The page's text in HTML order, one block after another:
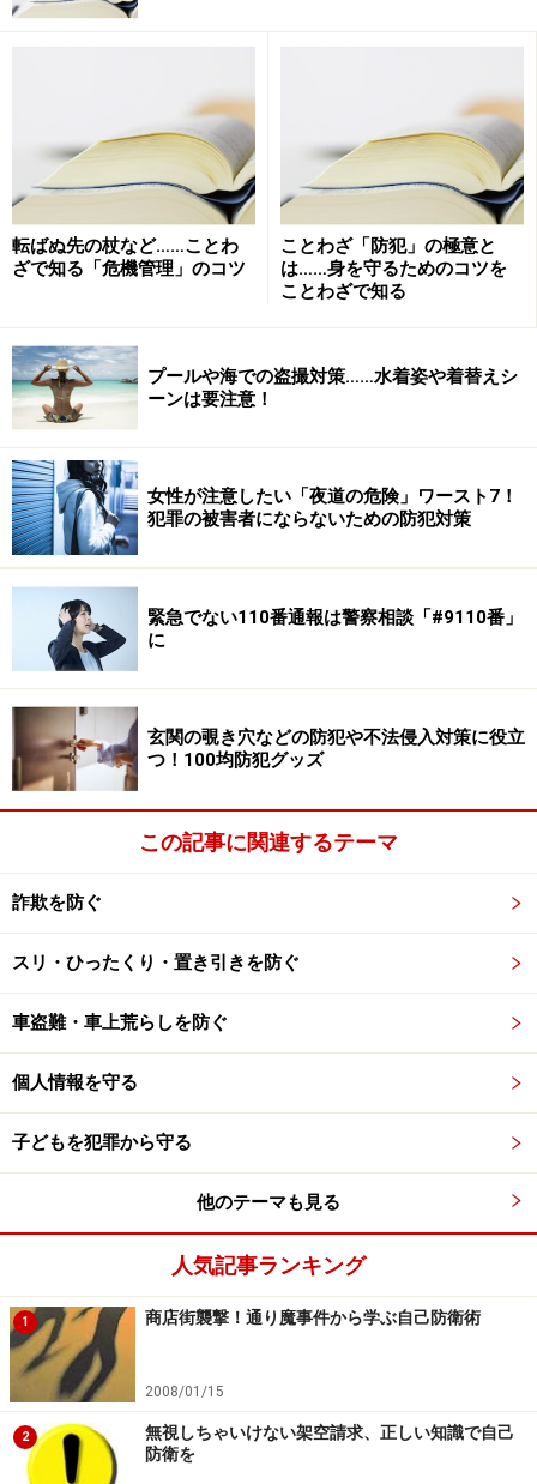
［被告］（反訴原告）20代男性、会社員
3．本訴における原告の請求の概要
1）原告の請求金額（合計143,000円と遅延損害金）
内訳
1．未払い登録料 3万円
2．規約違反罰則金 5万円
2）請求の根拠
1．03年5月、被告は携帯端末で、原告の運営する出会
い系有料サイトに登録したが、登録料の支払い期限（登
録日を含む5日目を言っている）を経過しても支払わな
い。
2．携帯電話番号などを無断変更の規約違反。
3．原告からの連絡が出来なくなったので、調査会社
に依頼して費用を要した。
4．被告の対応
1）本訴に対しては、契約内容の詳細について原告に
釈明を求めた。今後、原告の釈明があった段階で、その
内容に応じて主張立証を行う。
2）反訴の提起（9月）
3）別訴の提起（9月）
原告が訴状で主張する「調査会社」を被告として、プ
求額110万円）
5．今後について
上記本訴、反訴に加え、別訴を東京地裁において「併
合して審理されるよう」求めている。
なお、9月27日の口頭弁論の期日に原告は出席しなか
った。次回期日は11月。
→架空・不当請求への対し方
※記事内容は執筆時点のものです。最新の内容をご確認くださ
い。
転ばぬ先の杖など……ことわ
ざで知る「危機管理」のコツ
ことわざ「防犯」の極意と
は……身を守るためのコツを
ことわざで知る
プールや海での盗撮対策……水着姿や着替えシ
ーンは要注意！
女性が注意したい「夜道の危険」ワースト7！
犯罪の被害者にならないための防犯対策
緊急でない110番通報は警察相談「#9110番」
に
玄関の覗き穴などの防犯や不法侵入対策に役立
つ！100均防犯グッズ
この記事に関連するテーマ
詐欺を防ぐ
スリ・ひったくり・置き引きを防ぐ
車盗難・車上荒らしを防ぐ
個人情報を守る
子どもを犯罪から守る
他のテーマも見る
人気記事ランキング
1 商店街襲撃！通り魔事件から学ぶ自己防衛術
2008/01/15
2
無視しちゃいけない架空請求、正しい知識で自己
防衛を